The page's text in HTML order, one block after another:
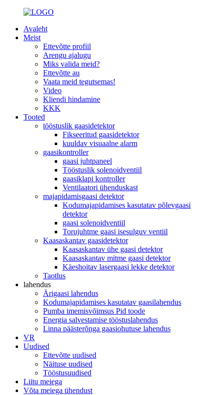
Avaleht
Meist
Ettevõtte profiil
Arengu ajalugu
Miks valida meid?
Ettevõtte au
Vaata meid tegutsemas!
Video
Kliendi hindamine
KKK
Tooted
tööstuslik gaasidetektor
Fikseeritud gaasidetektor
kuuldav visuaalne alarm
gaasikontroller
gaasi juhtpaneel
Tööstuslik solenoidventiil
gaasiklapi kontroller
Ventilaatori ühenduskast
majapidamisgaasi detektor
Kodumajapidamises kasutatav põlevgaasi
detektor
gaasi solenoidventiil
Torujuhtme gaasi isesulguv ventiil
Kaasaskantav gaasidetektor
Kaasaskantav ühe gaasi detektor
Kaasaskantav mitme gaasi detektor
Käeshoitav lasergaasi lekke detektor
Taotlus
lahendus
Ärigaasi lahendus
Kodumajapidamises kasutatav gaasilahendus
Pumba imemisvõimsus Pid toode
Energia salvestamise tööstuslahendus
Linna päästerõnga gaasiohutuse lahendus
VR
Uudised
Ettevõtte uudised
Näituse uudised
Tööstusuudised
Liitu meiega
Võta meiega ühendust